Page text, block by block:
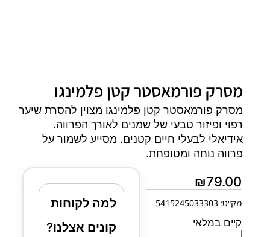
מסרק פורמאסטר קטן פלמינגו
מסרק פורמאסטר קטן פלמינגו מצוין להסרת שיער
רפוי ופיזור טבעי של שמנים לאורך הפרווה.
אידיאלי לבעלי חיים קטנים. מסייע לשמור על
פרווה נוחה ומטופחת.
₪79.00
מק״ט: 5415245033303
קיים במלאי
למה לקוחות
קונים אצלנו?